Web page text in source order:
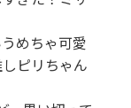
めちゃ可愛
ピリちゃん